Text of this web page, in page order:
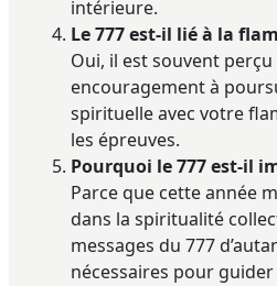
intérieure.
Le 777 est-il lié à la
Oui, il est souvent
encouragement à
spirituelle avec votre
les épreuves.
Pourquoi le 777 est-il
Parce que cette année
dans la spiritualité
messages du 777
nécessaires pour